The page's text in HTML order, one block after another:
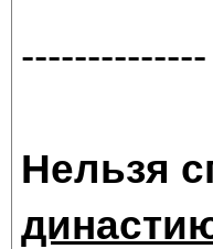
--------------
Нельзя